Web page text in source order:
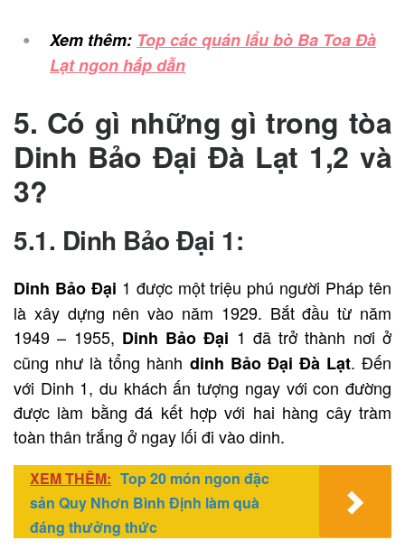
Xem thêm: Top các quán lẩu bò Ba Toa Đà
Lạt ngon hấp dẫn
5. Có gì những gì trong tòa
Dinh Bảo Đại Đà Lạt 1,2 và
3?
5.1. Dinh Bảo Đại 1:
Dinh Bảo Đại 1 được một triệu phú người Pháp tên
là xây dựng nên vào năm 1929. Bắt đầu từ năm
1949 – 1955, Dinh Bảo Đại 1 đã trở thành nơi ở
cũng như là tổng hành dinh Bảo Đại Đà Lạt. Đến
với Dinh 1, du khách ấn tượng ngay với con đường
được làm bằng đá kết hợp với hai hàng cây tràm
toàn thân trắng ở ngay lối đi vào dinh.
XEM THÊM: Top 20 món ngon đặc
sản Quy Nhơn Bình Định làm quà
đáng thưởng thức